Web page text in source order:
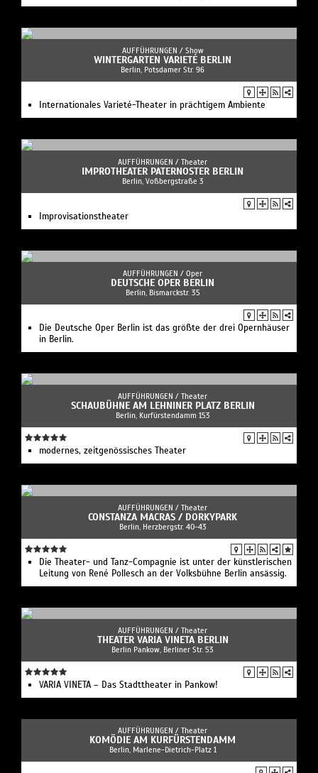
AUFFÜHRUNGEN / Show
WINTERGARTEN VARIETÉ BERLIN
Berlin, Potsdamer Str. 96
Internationales Varieté-Theater in prächtigem Ambiente
AUFFÜHRUNGEN / Theater
IMPROTHEATER PATERNOSTER BERLIN
Berlin, Voßbergstraße 3
Improvisationstheater
AUFFÜHRUNGEN / Oper
DEUTSCHE OPER BERLIN
Berlin, Bismarckstr. 35
Die Deutsche Oper Berlin ist das größte der drei Opernhäuser
in Berlin.
AUFFÜHRUNGEN / Theater
SCHAUBÜHNE AM LEHNINER PLATZ BERLIN
Berlin, Kurfürstendamm 153
modernes, zeitgenössisches Theater
AUFFÜHRUNGEN / Theater
CONSTANZA MACRAS / DORKYPARK
Berlin, Herzbergstr. 40-43
Die Theater- und Tanz-Compagnie ist unter der künstlerischen
Leitung von René Pollesch an der Volksbühne Berlin ansässig.
AUFFÜHRUNGEN / Theater
THEATER VARIA VINETA BERLIN
Berlin Pankow, Berliner Str. 53
VARIA VINETA – Das Stadttheater in Pankow!
AUFFÜHRUNGEN / Theater
KOMÖDIE AM KURFÜRSTENDAMM
Berlin, Marlene-Dietrich-Platz 1